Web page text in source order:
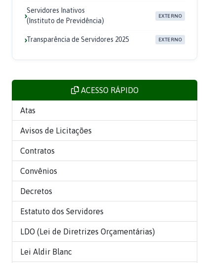
Servidores Inativos
(Instituto de Previdência)
EXTERNO
Transparência de Servidores 2025 EXTERNO
ACESSO RÁPIDO
Atas
Avisos de Licitações
Contratos
Convênios
Decretos
Estatuto dos Servidores
LDO (Lei de Diretrizes Orçamentárias)
Lei Aldir Blanc